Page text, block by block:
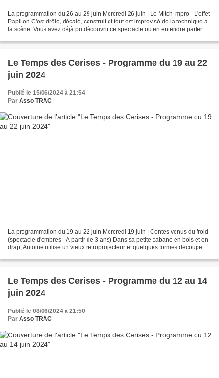
La programmation du 26 au 29 juin Mercredi 26 juin | Le Mitch Impro - L'effet
Papillon C'est drôle, décalé, construit et tout est improvisé de la technique à
la scène. Vous avez déjà pu découvrir ce spectacle ou en entendre parler.
Le Temps des Cerises - Programme du 19 au 22
juin 2024
Publié le 15/06/2024 à 21:54
Par Asso TRAC
La programmation du 19 au 22 juin Mercredi 19 juin | Contes venus du froid
(spectacle d'ombres - A partir de 3 ans) Dans sa petite cabane en bois et en
drap, Antoine utilise un vieux rétroprojecteur et quelques formes découpées
Le Temps des Cerises - Programme du 12 au 14
juin 2024
Publié le 08/06/2024 à 21:50
Par Asso TRAC